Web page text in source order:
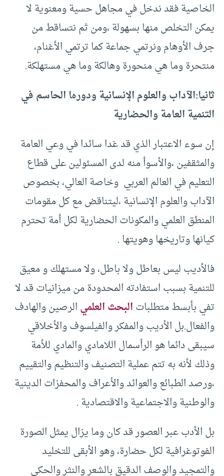
الخاصية فقد ندخل في مجاهل حسية ومعنوية لا
يمكن التخلص منها بسهولة ،ومن ثم نتساقط من
جرف الأوهام ونرتمي جماعة كما ترتمي الأغنام،
منتحرة وما هي منحورة وهالكة وما هي مستهلكة.
ثانيا:الآداب والعلوم الإنسانية ودورها الحاسم في
التنمية العامة والحضارية
إن سوء الاعتبار الذي قد غدا سائدا في وعي العامة
والمثقفين ،والأسوأ منه لدى المسئولين على قطاع
التعليم في العالم العربي وخاصة العالي، بخصوص
الآداب والعلوم الإنسانية ،ليتناقض مع كل مقومات
المنطق العلمي والمكونات الحضارية لكل أمة تحترم
كيانها وتاريخها وهويتها .
فالأديب ليس بعاطل ولا باطل، ولا مستهلك و معيق
للتنمية بسبب استفادته المحدودة من ميزانيات قد لا
تفي بأبسط متطلباتالبحث العلميالرصين والهادف
والفعال.بل الأديب والمفكر والفيلسوف والأخلاقي
سيبقى دائما هو الرأسمال اللامادي والمادي للأمة
وذلك لأنه به تتم عملية التصنيف والتنظيم والتقييم
،ورصد الطبائع والعوائد والأعراف والمحفزات الدينية
والوطنية والاجتماعية والاقتصادية .
بل الأدب عبر العصور قد كان وما يزال يمثل الصورة
الفوتوغرافية لكل حضارة، وهو الأبقى للتخليد
والتمجيد والوصف الدقيق بالشعر والنثر والحكي